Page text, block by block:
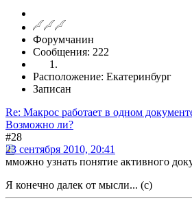
Форумчанин
Сообщения: 222
Расположение: Екатеринбург
Записан
Re: Макрос работает в одном
Возможно ли?
#28
23 сентября 2010, 20:41
мможно узнать понятие активного
Я конечно далек от мысли... (с)